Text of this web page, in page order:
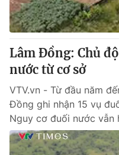
® Cấm sao chép dưới mọi
thuận bằng văn bản. Ghi rõ
thông tin từ website này.
Lâm Đồng: Chủ
nước từ cơ sở
VTV.vn - Từ đầu năm
Đồng ghi nhận 15 vụ
Nguy cơ đuối nước vẫn